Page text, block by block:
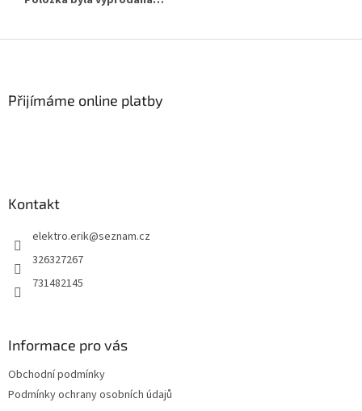
Přijímáme online platby
Kontakt
elektro.erik@seznam.cz
326327267
731482145
Informace pro vás
Obchodní podmínky
Podmínky ochrany osobních údajů